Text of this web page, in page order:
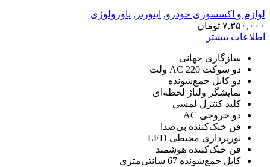
لوازم و اکسسوری خودرو, اینورتر , پاورولوژی
۷,۳۵۰,۰۰۰ تومان
اطلاعات بیشتر
سازگاری جهانی
دو سوکت AC 220 ولت
دو کابل جمع‌شونده
نمایشگر ولتاژ لحظه‌ای
کلید کنترل لمسی
دو خروجی AC
فن خنک‌کننده بی‌صدا
نورپردازی محیطی LED
فن خنک‌کننده هوشمند
کابل جمع‌شونده 67 سانتی‌متری